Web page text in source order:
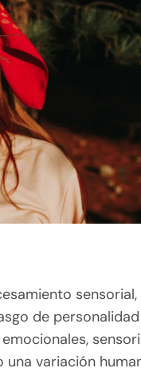
sensorial,
de
variación